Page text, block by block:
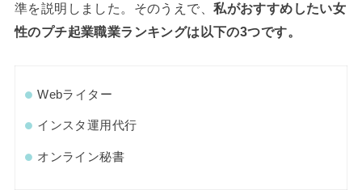
準を説明しました。そのうえで、私がおすすめしたい女
性のプチ起業職業ランキングは以下の3つです。
Webライター
インスタ運用代行
オンライン秘書